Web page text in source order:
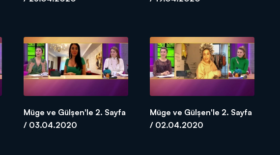
Müge ve Gülşen'le 2. Sayfa
/ 03.04.2020
Müge ve Gülşen'le 2. Sayfa
/ 02.04.2020